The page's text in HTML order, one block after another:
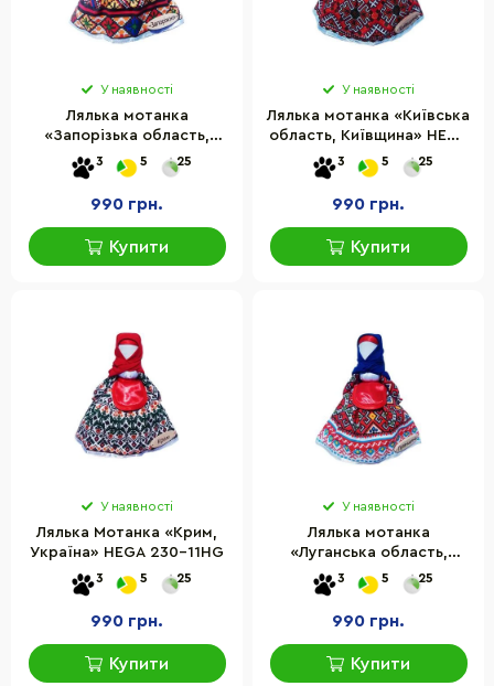
У наявності
Лялька мотанка
«Запорізька область,
Запоріжжя» HEGA 230-
7HG
3 5 25
990 грн.
Купити
У наявності
Лялька мотанка «Київська
область, Київщина» HEGA
230-9HG
3 5 25
990 грн.
Купити
У наявності
Лялька Мотанка «Крим,
Україна» HEGA 230-11HG
3 5 25
990 грн.
Купити
У наявності
Лялька мотанка
«Луганська область,
Луганщина» HEGA 230-
12HG
3 5 25
990 грн.
Купити